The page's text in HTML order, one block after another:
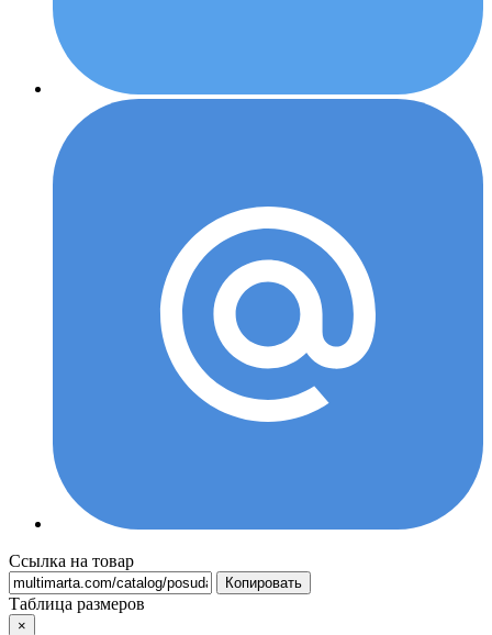
Ссылка на товар
Копировать
Таблица размеров
×